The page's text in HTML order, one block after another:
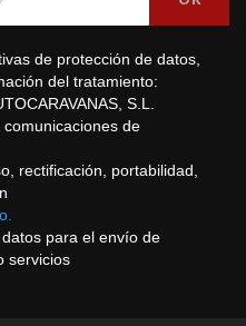
de protección de datos,
del tratamiento:
S.L.
de
rectificación, portabilidad,
para el envío de
servicios